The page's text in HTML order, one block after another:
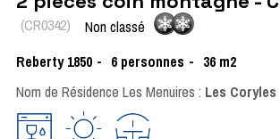
(CR0342)
Non classé
Reberty 1850
6 personnes 36 m2
Nom de Résidence Les Menuires : Les Coryles